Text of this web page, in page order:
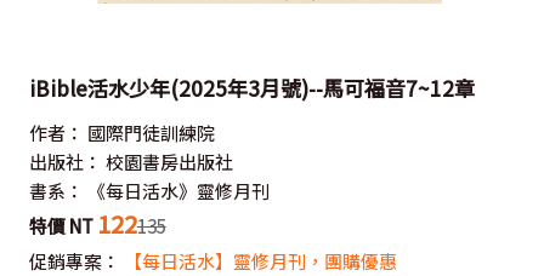
iBible活水少年(2025年3月號)--馬可福音7~12章
作者： 國際門徒訓練院
出版社： 校園書房出版社
書系：
《每日活水》靈修月刊
特價 NT 122135
促銷專案：
【每日活水】靈修月刊，團購優惠